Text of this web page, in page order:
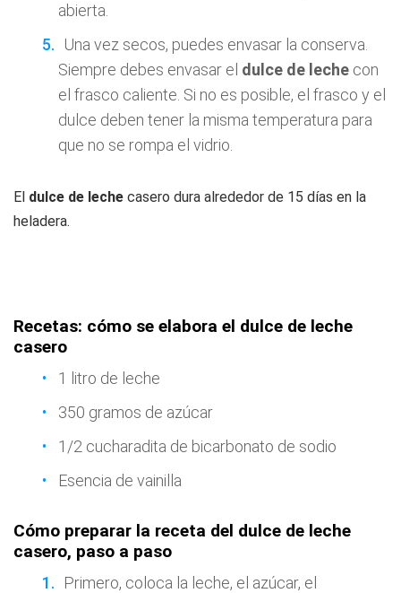
abierta.
Una vez secos, puedes envasar la conserva.
Siempre debes envasar el dulce de leche con
el frasco caliente. Si no es posible, el frasco y el
dulce deben tener la misma temperatura para
que no se rompa el vidrio.
El dulce de leche casero dura alrededor de 15 días en la
heladera.
Recetas: cómo se elabora el dulce de leche
casero
1 litro de leche
350 gramos de azúcar
1/2 cucharadita de bicarbonato de sodio
Esencia de vainilla
Cómo preparar la receta del dulce de leche
casero, paso a paso
Primero, coloca la leche, el azúcar, el